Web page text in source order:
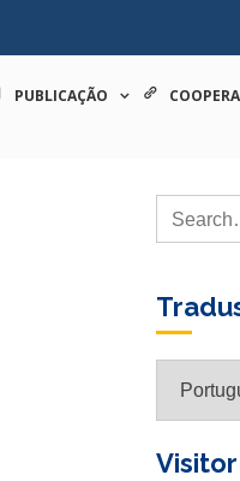
e
PUBLICAÇÃO
Visitor